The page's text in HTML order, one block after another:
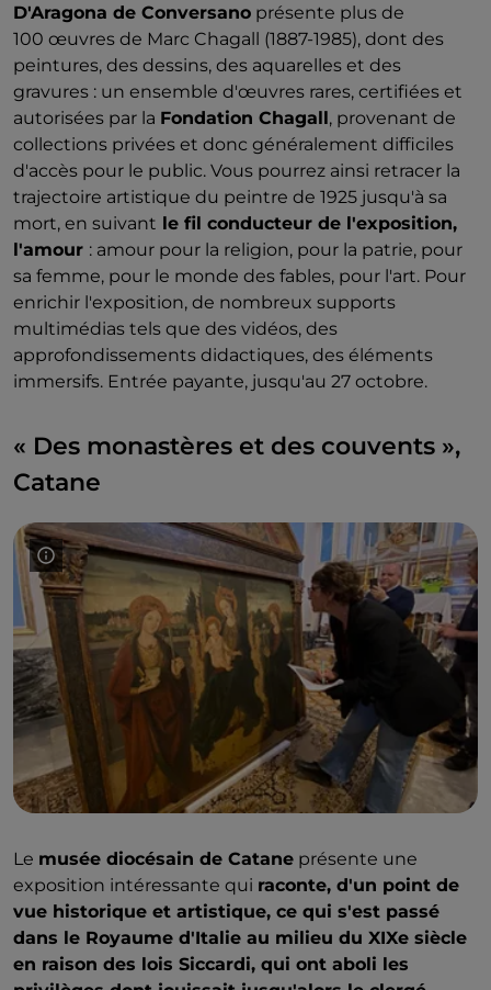
D'Aragona de Conversano présente plus de
100 œuvres de Marc Chagall (1887-1985), dont des
peintures, des dessins, des aquarelles et des
gravures : un ensemble d'œuvres rares, certifiées et
autorisées par la Fondation Chagall, provenant de
collections privées et donc généralement difficiles
d'accès pour le public. Vous pourrez ainsi retracer la
trajectoire artistique du peintre de 1925 jusqu'à sa
mort, en suivant le fil conducteur de l'exposition,
l'amour : amour pour la religion, pour la patrie, pour
sa femme, pour le monde des fables, pour l'art. Pour
enrichir l'exposition, de nombreux supports
multimédias tels que des vidéos, des
approfondissements didactiques, des éléments
immersifs. Entrée payante, jusqu'au 27 octobre.
« Des monastères et des couvents »,
Catane
Le musée diocésain de Catane présente une
exposition intéressante qui raconte, d'un point de
vue historique et artistique, ce qui s'est passé
dans le Royaume d'Italie au milieu du XIXe siècle
en raison des lois Siccardi, qui ont aboli les